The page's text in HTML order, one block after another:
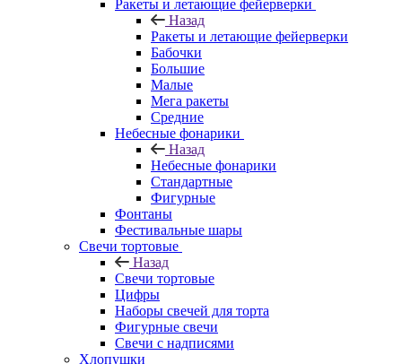
Ракеты и летающие фейерверки
Назад
Ракеты и летающие фейерверки
Бабочки
Большие
Малые
Мега ракеты
Средние
Небесные фонарики
Назад
Небесные фонарики
Стандартные
Фигурные
Фонтаны
Фестивальные шары
Свечи тортовые
Назад
Свечи тортовые
Цифры
Наборы свечей для торта
Фигурные свечи
Свечи с надписями
Хлопушки